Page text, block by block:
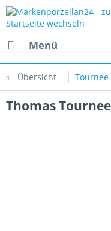
Menü
Übersicht Tournee
Thomas